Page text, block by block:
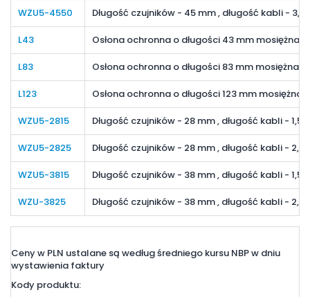
WZU5-4550 Długość czujników - 45 mm , długość kabli -
L43 Osłona ochronna o długości 43 mm
L83 Osłona ochronna o długości 83 mm
L123 Osłona ochronna o długości 123 mm
WZU5-2815 Długość czujników - 28 mm , długość kabli - 1,5
WZU5-2825 Długość czujników - 28 mm , długość kabli - 2,5
WZU5-3815 Długość czujników - 38 mm , długość kabli - 1,5
WZU-3825 Długość czujników - 38 mm , długość kabli - 2,5
Ceny w PLN ustalane są według średniego kursu NBP w dniu
wystawienia faktury
Kody produktu: